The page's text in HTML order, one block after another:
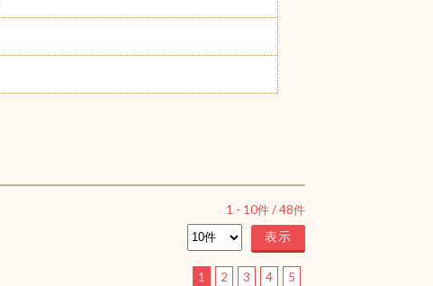
1 - 10件 /48件
1 2 3 4 5